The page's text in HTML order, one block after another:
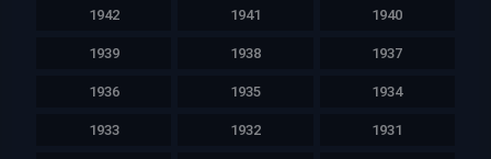
1942 1941 1940
1939 1938 1937
1936 1935 1934
1933 1932 1931